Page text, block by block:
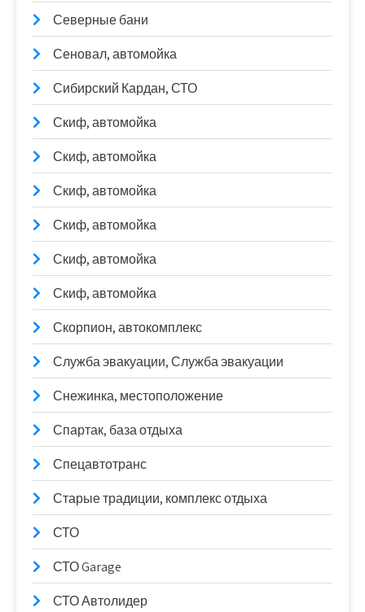
Северные бани
Сеновал, автомойка
Сибирский Кардан, СТО
Скиф, автомойка
Скиф, автомойка
Скиф, автомойка
Скиф, автомойка
Скиф, автомойка
Скиф, автомойка
Скорпион, автокомплекс
Служба эвакуации, Служба эвакуации
Снежинка, местоположение
Спартак, база отдыха
Спецавтотранс
Старые традиции, комплекс отдыха
СТО
СТО Garage
СТО Автолидер